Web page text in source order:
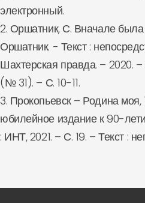
электронный.
2. Оршатник, С. Вначале
Оршатник. - Текст :
Шахтерская правда. – 2020.
(№ 31). – С. 10-11.
3. Прокопьевск – Родина моя,
юбилейное издание к 90-
: ИНТ, 2021. – С. 19. – Текст :